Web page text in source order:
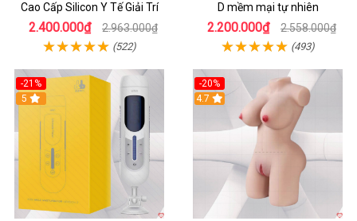
Cao Cấp Silicon Y Tế Giải Trí
2.400.000₫ 2.963.000₫
(522)
D mềm mại tự nhiên
2.200.000₫ 2.558.000₫
(493)
-21%
5
-20%
4.7